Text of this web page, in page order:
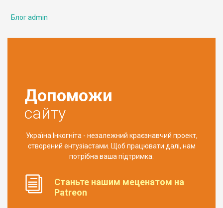
Блог admin
Допоможи
сайту
Україна Інкогніта - незалежний краєзнавчий проект,
створений ентузіастами. Щоб працювати далі, нам
потрібна ваша підтримка.
Станьте нашим меценатом на
Patreon